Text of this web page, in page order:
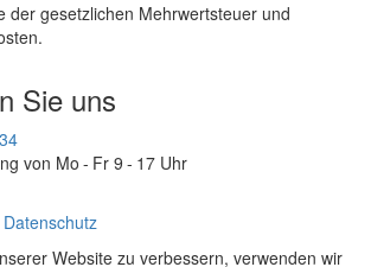
der gesetzlichen Mehrwertsteuer und
Sie uns
von Mo - Fr 9 - 17 Uhr
Website zu verbessern, verwenden wir